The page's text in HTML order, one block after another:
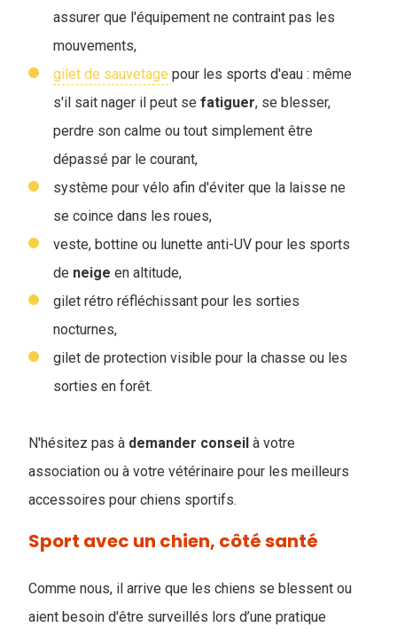
assurer que l'équipement ne contraint pas les
mouvements,
gilet de sauvetage pour les sports d'eau : même
s'il sait nager il peut se fatiguer, se blesser,
perdre son calme ou tout simplement être
dépassé par le courant,
système pour vélo afin d'éviter que la laisse ne
se coince dans les roues,
veste, bottine ou lunette anti-UV pour les sports
de neige en altitude,
gilet rétro réfléchissant pour les sorties
nocturnes,
gilet de protection visible pour la chasse ou les
sorties en forêt.
N'hésitez pas à demander conseil à votre
association ou à votre vétérinaire pour les meilleurs
accessoires pour chiens sportifs.
Sport avec un chien, côté santé
Comme nous, il arrive que les chiens se blessent ou
aient besoin d'être surveillés lors d’une pratique